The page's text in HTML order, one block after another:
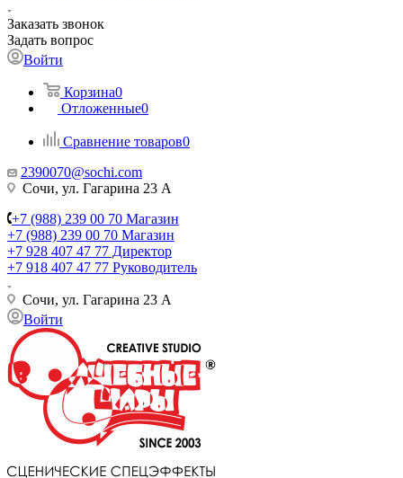
Заказать звонок
Задать вопрос
Войти
Корзина0
Отложенные0
Сравнение товаров0
2390070@sochi.com
Сочи, ул. Гагарина 23 А
+7 (988) 239 00 70 Магазин
+7 (988) 239 00 70 Магазин
+7 928 407 47 77 Директор
+7 918 407 47 77 Руководитель
Сочи, ул. Гагарина 23 А
Войти